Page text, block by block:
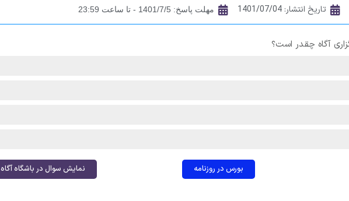
تاریخ انتشار: 1401/07/04 مهلت پاسخ: 1401/7/5 - تا ساعت 23:59
آگاه چقدر است؟
بورس در روزنامه نمایش سوال در باشگاه آگاه